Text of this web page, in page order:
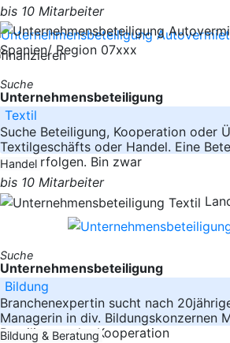
bis 10 Mitarbeiter
Spanien/ Region 07xxx
Suche
Unternehmensbeteiligung
Textil
Suche Beteiligung, Kooperation oder
Textilgeschäfts oder Handel. Eine
aktiv erfolgen. Bin zwar
Handel
bis 10 Mitarbeiter
Suche
Unternehmensbeteiligung
Bildung
Branchenexpertin sucht nach
Managerin in div. Bildungskonzernen
Beteiligung, der Kooperation
Bildung & Beratung